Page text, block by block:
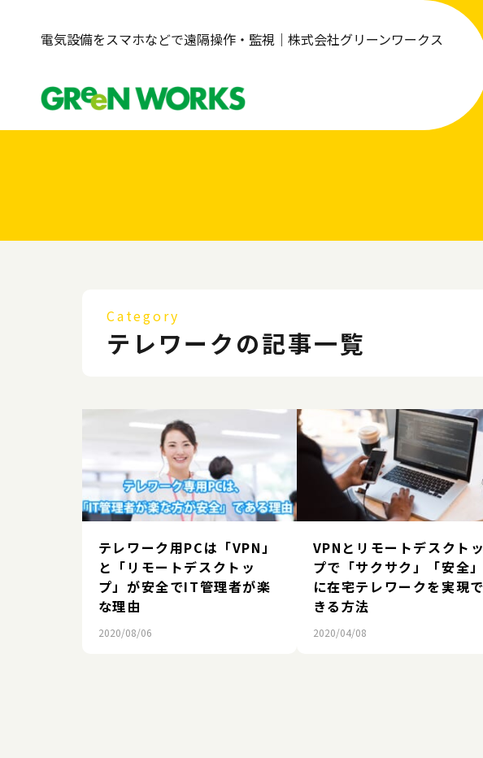
電気設備をスマホなどで遠隔操作・監視｜株式会社グリーンワークス
Category
テレワークの記事一覧
テレワーク用PCは「VPN」
と「リモートデスクトッ
プ」が安全でIT管理者が楽
な理由
2020/08/06
VPNとリモートデスクトッ
プで「サクサク」「安全」
に在宅テレワークを実現で
きる方法
2020/04/08